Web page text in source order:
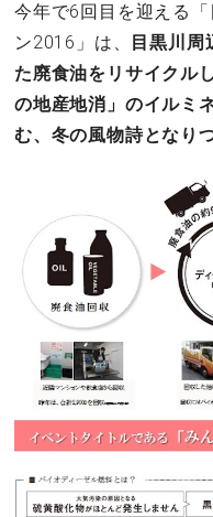
今年で6回目を迎える
ン2016」は、
目黒川周
た廃食油をリサイクル
の地産地消」のイルミ
む、冬の風物詩となり